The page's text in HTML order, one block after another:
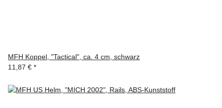
MFH Koppel, "Tactical", ca. 4 cm, schwarz
11,87 € *